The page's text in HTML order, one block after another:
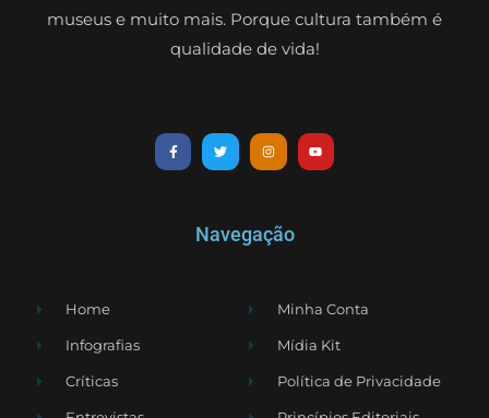
museus e muito mais. Porque cultura também é
qualidade de vida!
Navegação
Home
Infografias
Críticas
Minha Conta
Mídia Kit
Política de Privacidade